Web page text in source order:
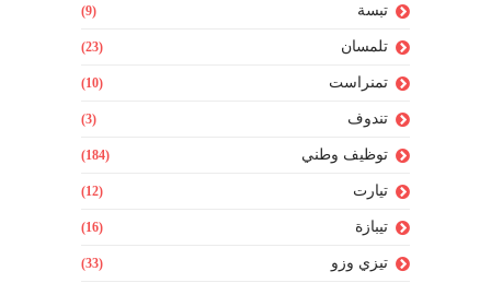
تبسة (9)
تلمسان (23)
تمنراست (10)
تندوف (3)
توظيف وطني (184)
تيارت (12)
تيبازة (16)
تيزي وزو (33)